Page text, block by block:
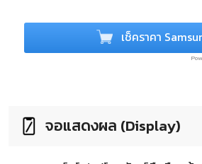
เช็คราคา
จอแสดงผล (Display)